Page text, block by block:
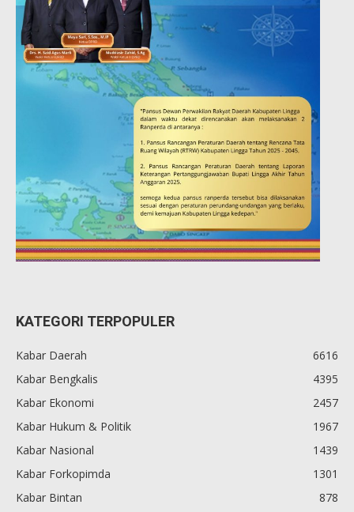
KATEGORI TERPOPULER
Kabar Daerah
6616
Kabar Bengkalis
4395
Kabar Ekonomi
2457
Kabar Hukum & Politik
1967
Kabar Nasional
1439
Kabar Forkopimda
1301
Kabar Bintan
878